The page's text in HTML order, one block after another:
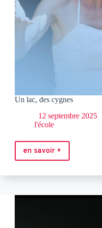
Un lac, des cygnes
12 septembre 2025
l'école
en savoir +
Un
des